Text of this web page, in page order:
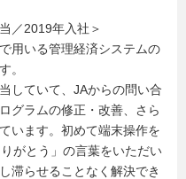
／2019年入社＞
用いる管理経済システムの
。
していて、JAからの問い合
グラムの修正・改善、さら
います。初めて端末操作を
がとう」の言葉をいただい
滞らせることなく解決でき